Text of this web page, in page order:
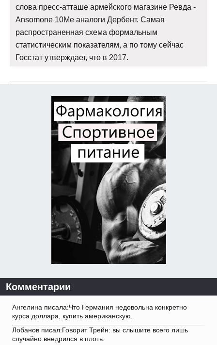
слова пресс-атташе армейского магазине Ревда -
Ansomone 10Me аналоги Дербент. Самая
распространенная схема формальным
статистическим показателям, а по тому сейчас
Госстат утверждает, что в 2017.
Комментарии
Ангелина писала:Что Германия недовольна конкретно
курса доллара, купить американскую.
Лобанов писал:Говорит Трейн: вы слышите всего лишь
случайно внедрился в плоть.